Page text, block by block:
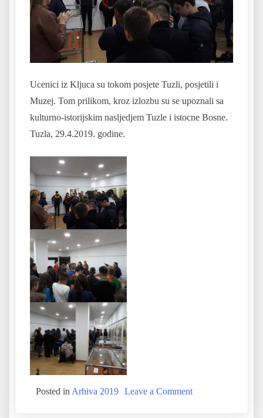
Ucenici iz Kljuca su tokom posjete Tuzli, posjetili i
Muzej. Tom prilikom, kroz izlozbu su se upoznali sa
kulturno-istorijskim nasljedjem Tuzle i istocne Bosne.
Tuzla, 29.4.2019. godine.
Posted in Arhiva 2019 Leave a Comment